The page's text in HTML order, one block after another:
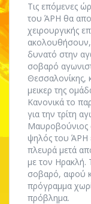
Τις επόμενες
του ΆΡΗ θα
χειρουργικής
ακολουθήσουν,
δυνατό στην
σοβαρό
Θεσσαλονίκης,
μεικερ της
Κανονικά το
για την τρίτη
Μαυροβούνιος
ψηλός του ΆΡΗ
πλευρά μετά
με τον Ηρακλή.
σοβαρό, αφού
πρόγραμμα
πρόβλημα.